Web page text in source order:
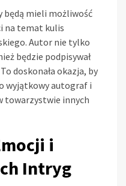
będą mieli możliwość
na temat kulis
Autor nie tylko
będzie podpisywał
doskonała okazja, by
wyjątkowy autograf i
towarzystwie innych
i
Intryg